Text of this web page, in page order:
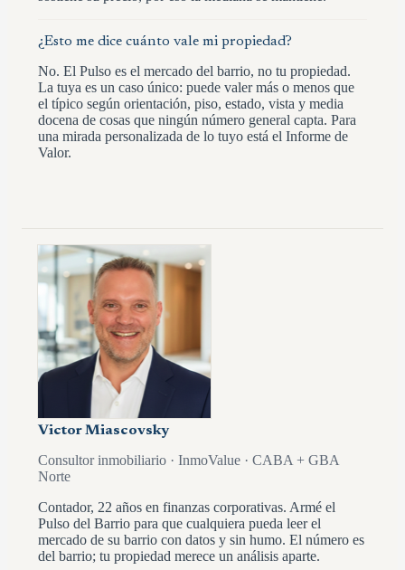
¿Esto me dice cuánto vale mi propiedad?
No. El Pulso es el mercado del barrio, no tu propiedad.
La tuya es un caso único: puede valer más o menos que
el típico según orientación, piso, estado, vista y media
docena de cosas que ningún número general capta. Para
una mirada personalizada de lo tuyo está el Informe de
Valor.
Victor Miascovsky
Consultor inmobiliario · InmoValue · CABA + GBA
Norte
Contador, 22 años en finanzas corporativas. Armé el
Pulso del Barrio para que cualquiera pueda leer el
mercado de su barrio con datos y sin humo. El número es
del barrio; tu propiedad merece un análisis aparte.